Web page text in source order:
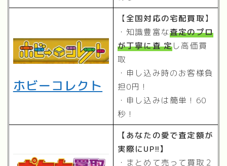
ホビーコレクト
【全国対応の宅配買取】
・知識豊富な査定のプロ
が丁寧に査 定し高価買
取
・申し込み時のお客様負
担0円！
・申し込みは簡単！60
秒！
【あなたの愛で査定額が
実際にUP!!】
・まとめて売って買取２